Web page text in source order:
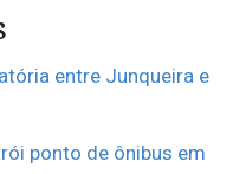
entre Junqueira e
ponto de ônibus em